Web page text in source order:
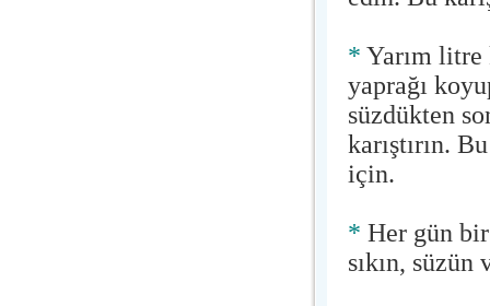
* Yarım litre
yaprağı
süzdükten
karıştırın.
için.
* Her gün
sıkın,